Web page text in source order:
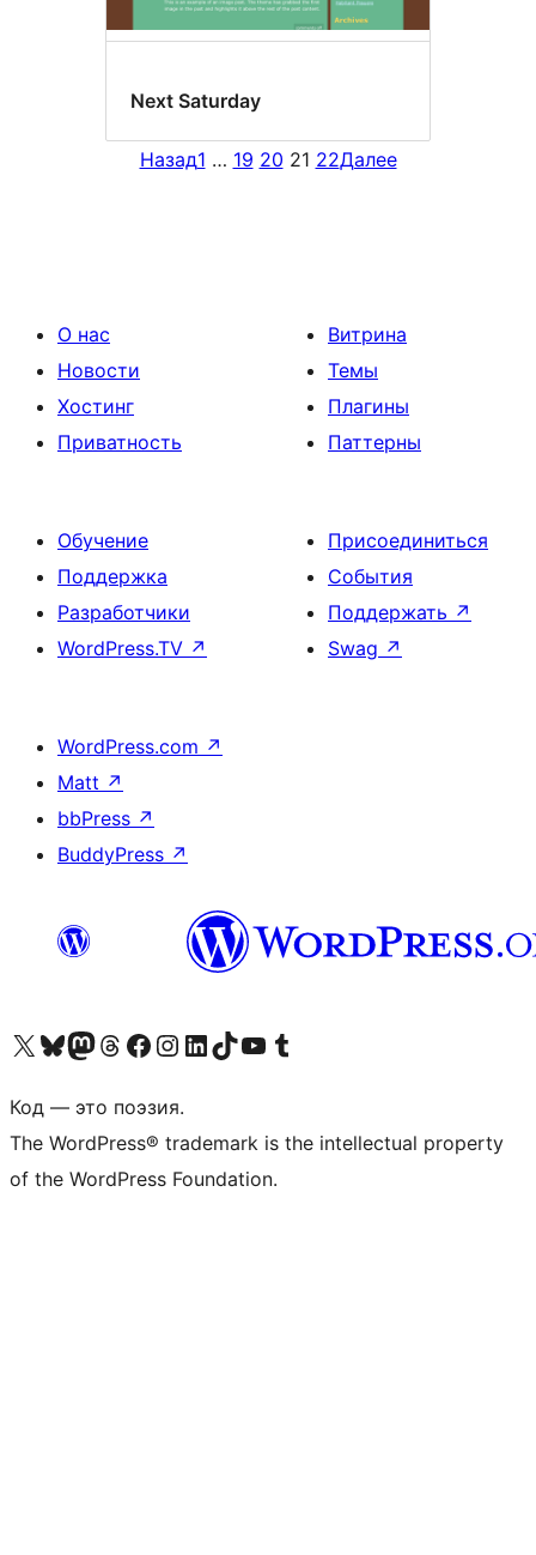
Next Saturday
Назад1 … 19 20 21 22Далее
О нас
Новости
Хостинг
Приватность
Витрина
Темы
Плагины
Паттерны
Обучение
Поддержка
Разработчики
WordPress.TV ↗
Присоединиться
События
Поддержать ↗
Swag ↗
WordPress.com ↗
Matt ↗
bbPress ↗
BuddyPress ↗
Посетите нас в X (ранее Twitter)
Посетите нашу учётную запись в Bluesky
Посетите нашу ленту в Mastodon
Посетите нашу учётную запись в Threads
Посетите нашу страницу на Facebook
Посетите наш Instagram
Посетите нашу страницу в LinkedIn
Посетите нашу учётную запись в TikTok
Посетите наш канал YouTube
Посетите нашу учётную запись в Tumblr
Код — это поэзия.
The WordPress® trademark is the intellectual property
of the WordPress Foundation.